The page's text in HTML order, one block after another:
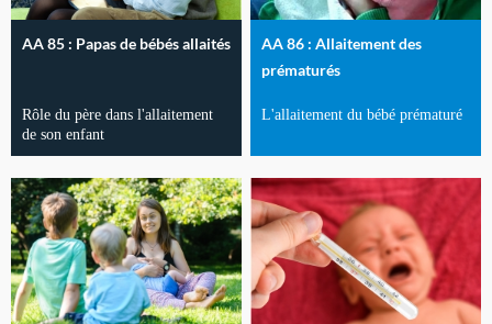
AA 85 : Papas de bébés allaités
Rôle du père dans l'allaitement
de son enfant
AA 86 : Allaitement des
prématurés
L'allaitement du bébé prématuré